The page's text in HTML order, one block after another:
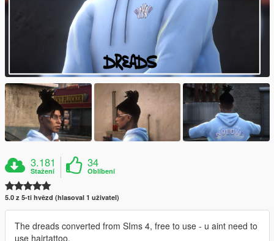
3.181
Stažení
34
Oblíbení
5.0 z 5-ti hvězd (hlasoval 1 uživatel)
The dreads converted from SIms 4, free to use - u aint need to
use hairtattoo.